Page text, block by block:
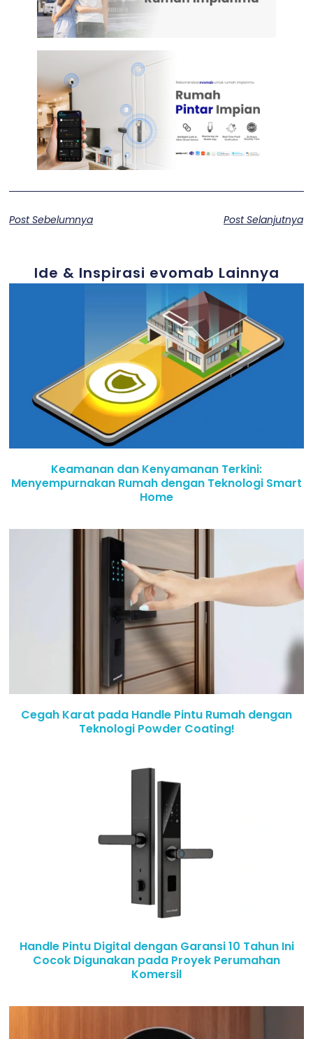
Post Sebelumnya Post Selanjutnya
Ide & Inspirasi evomab Lainnya
Keamanan dan Kenyamanan Terkini:
Menyempurnakan Rumah dengan Teknologi Smart
Home
Cegah Karat pada Handle Pintu Rumah dengan
Teknologi Powder Coating!
Handle Pintu Digital dengan Garansi 10 Tahun Ini
Cocok Digunakan pada Proyek Perumahan
Komersil